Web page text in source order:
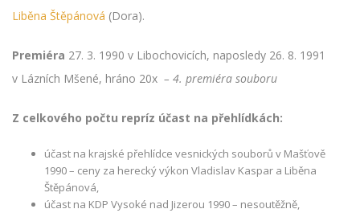
Liběna Štěpánová (Dora).
Premiéra 27. 3. 1990 v Libochovicích, naposledy 26. 8. 1991
v Lázních Mšené, hráno 20x – 4. premiéra souboru
Z celkového počtu repríz účast na přehlídkách:
účast na krajské přehlídce vesnických souborů v Mašťově
1990 – ceny za herecký výkon Vladislav Kaspar a Liběna
Štěpánová,
účast na KDP Vysoké nad Jizerou 1990 – nesoutěžně,